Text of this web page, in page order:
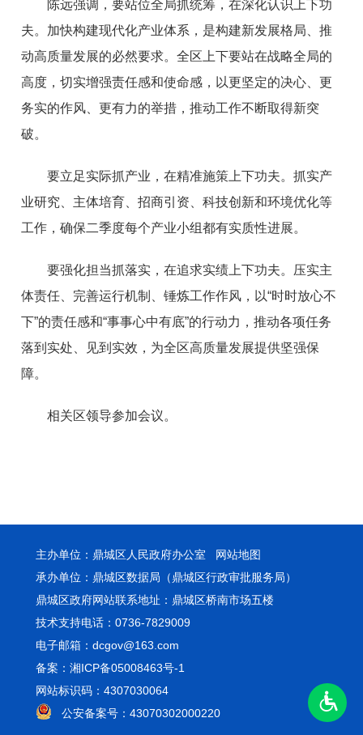
陈远强调，要站位全局抓统筹，在深化认识上下功
夫。加快构建现代化产业体系，是构建新发展格局、推
动高质量发展的必然要求。全区上下要站在战略全局的
高度，切实增强责任感和使命感，以更坚定的决心、更
务实的作风、更有力的举措，推动工作不断取得新突
破。
要立足实际抓产业，在精准施策上下功夫。抓实产
业研究、主体培育、招商引资、科技创新和环境优化等
工作，确保二季度每个产业小组都有实质性进展。
要强化担当抓落实，在追求实绩上下功夫。压实主
体责任、完善运行机制、锤炼工作作风，以“时时放心不
下”的责任感和“事事心中有底”的行动力，推动各项任务
落到实处、见到实效，为全区高质量发展提供坚强保
障。
相关区领导参加会议。
主办单位：鼎城区人民政府办公室 网站地图
承办单位：鼎城区数据局（鼎城区行政审批服务局）
鼎城区政府网站联系地址：鼎城区桥南市场五楼
技术支持电话：0736-7829009
电子邮箱：dcgov@163.com
备案：湘ICP备05008463号-1
网站标识码：4307030064
公安备案号：43070302000220